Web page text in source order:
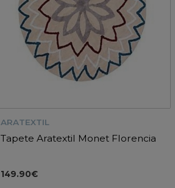
ARATEXTIL
Tapete Aratextil Monet Florencia
149.90€